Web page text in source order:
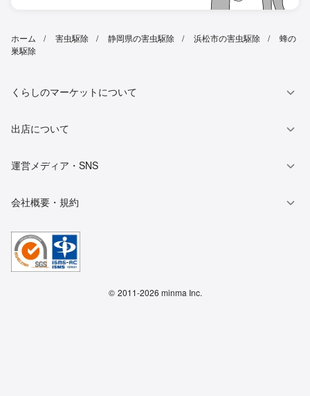
ホーム 害虫駆除 静岡県の害虫駆除 浜松市の害虫駆除
蜂の
巣駆除
くらしのマーケットについて
出店について
運営メディア・SNS
会社概要・規約
© 2011-2026 minma Inc.